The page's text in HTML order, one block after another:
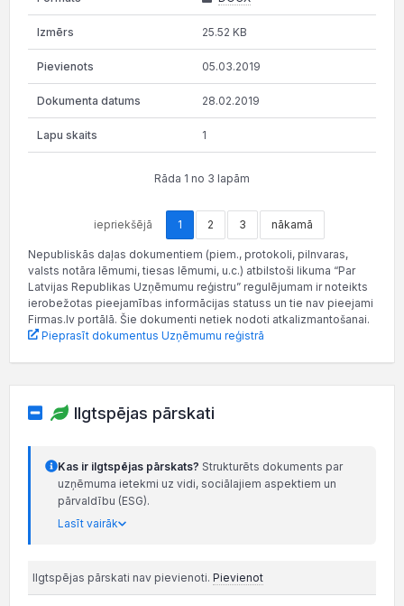
25.52 KB
05.03.2019
28.02.2019
1
Rāda 1 no 3 lapām
iepriekšējā 1 2 3 nākamā
Nepubliskās daļas dokumentiem (piem., protokoli, pilnvaras,
valsts notāra lēmumi, tiesas lēmumi, u.c.) atbilstoši likuma “Par
Latvijas Republikas Uzņēmumu reģistru” regulējumam ir noteikts
ierobežotas pieejamības informācijas statuss un tie nav pieejami
Firmas.lv portālā. Šie dokumenti netiek nodoti atkalizmantošanai.
Pieprasīt dokumentus Uzņēmumu reģistrā
Ilgtspējas pārskati
Kas ir ilgtspējas pārskats? Strukturēts dokuments par
uzņēmuma ietekmi uz vidi, sociālajiem aspektiem un
pārvaldību (ESG).
Lasīt vairāk
Ilgtspējas pārskati nav pievienoti. Pievienot